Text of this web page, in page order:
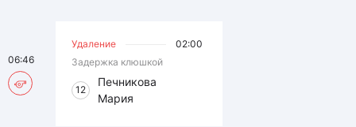
Удаление
02:00
Задержка клюшкой
12
Печникова
Мария
06:46